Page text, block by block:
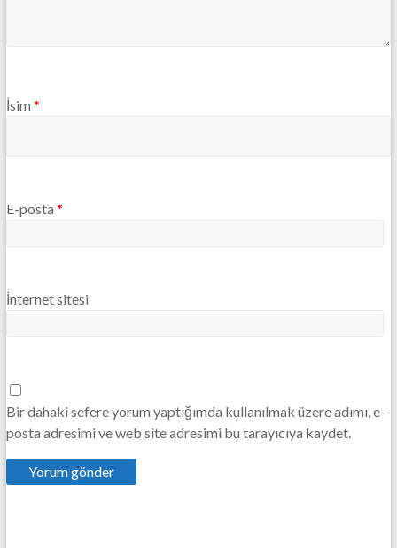
İsim *
E-posta *
İnternet sitesi
Bir dahaki sefere yorum yaptığımda kullanılmak üzere adımı, e-
posta adresimi ve web site adresimi bu tarayıcıya kaydet.